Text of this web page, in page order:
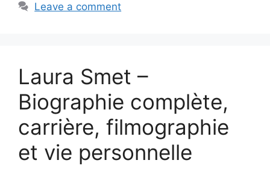
Leave a comment
Laura Smet –
Biographie complète,
carrière, filmographie
et vie personnelle